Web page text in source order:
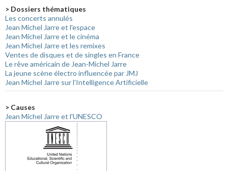
> Dossiers thématiques
Les concerts annulés
Jean Michel Jarre et l'espace
Jean Michel Jarre et le cinéma
Jean Michel Jarre et les remixes
Ventes de disques et de singles en France
Le rêve américain de Jean-Michel Jarre
La jeune scène électro influencée par JMJ
Jean Michel Jarre sur l'Intelligence Artificielle
> Causes
Jean Michel Jarre et l'UNESCO